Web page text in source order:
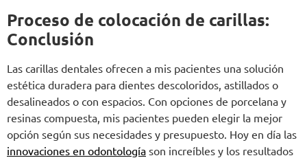
Proceso de colocación de carillas:
Conclusión
Las carillas dentales ofrecen a mis pacientes una solución
estética duradera para dientes descoloridos, astillados o
desalineados o con espacios. Con opciones de porcelana y
resinas compuesta, mis pacientes pueden elegir la mejor
opción según sus necesidades y presupuesto. Hoy en día las
innovaciones en odontología son increíbles y los resultados